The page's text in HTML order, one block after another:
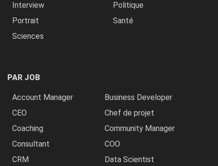
Interview
Politique
Portrait
Santé
Sciences
PAR JOB
Account Manager
Business Developer
CEO
Chef de projet
Coaching
Community Manager
Consultant
COO
CRM
Data Scientist